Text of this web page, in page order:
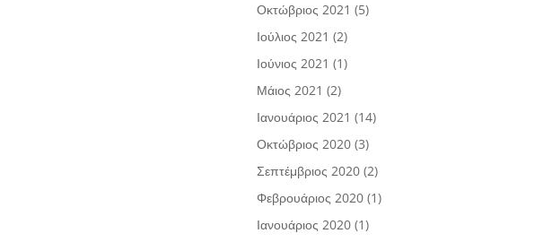
Οκτώβριος 2021 (5)
Ιούλιος 2021 (2)
Ιούνιος 2021 (1)
Μάιος 2021 (2)
Ιανουάριος 2021 (14)
Οκτώβριος 2020 (3)
Σεπτέμβριος 2020 (2)
Φεβρουάριος 2020 (1)
Ιανουάριος 2020 (1)